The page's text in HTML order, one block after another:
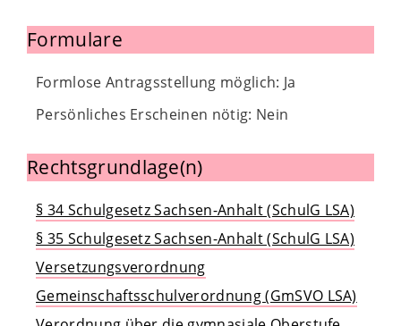
Formulare
Formlose Antragsstellung möglich: Ja
Persönliches Erscheinen nötig: Nein
Rechtsgrundlage(n)
§ 34 Schulgesetz Sachsen-Anhalt (SchulG LSA)
§ 35 Schulgesetz Sachsen-Anhalt (SchulG LSA)
Versetzungsverordnung
Gemeinschaftsschulverordnung (GmSVO LSA)